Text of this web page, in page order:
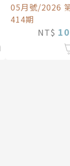
05月號/2026
414期
NT$